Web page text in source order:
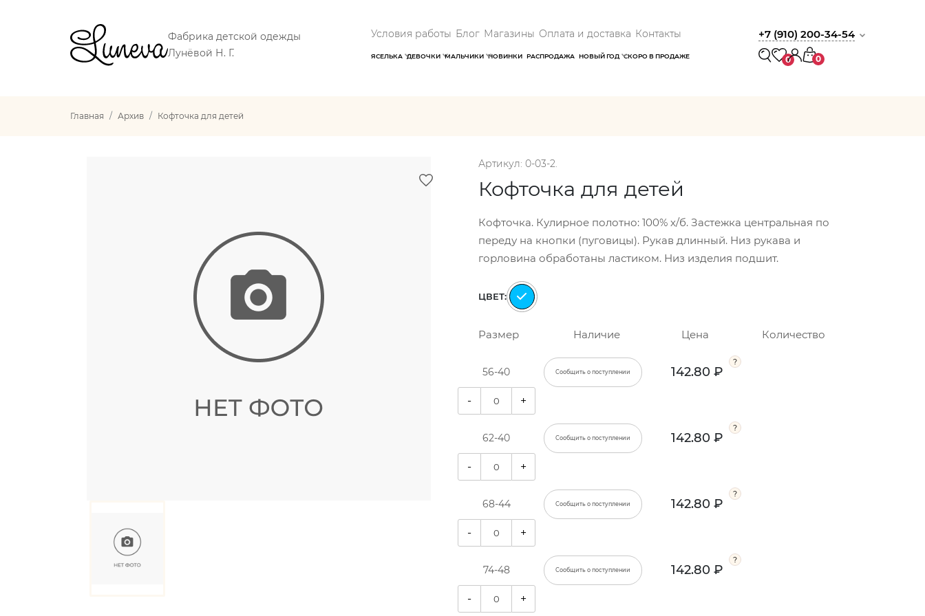
Фабрика детской одежды
Лунёвой Н. Г.
Условия работы Блог Магазины Оплата и доставка Контакты
ЯСЕЛЬКА ДЕВОЧКИ МАЛЬЧИКИ НОВИНКИ РАСПРОДАЖА НОВЫЙ ГОД СКОРО В ПРОДАЖЕ
+7 (910) 200-34-54
0 0
Главная Архив Кофточка для детей
Артикул: 0-03-2.
Кофточка для детей
Кофточка. Кулирное полотно: 100% х/б. Застежка центральная по
переду на кнопки (пуговицы). Рукав длинный. Низ рукава и
горловина обработаны ластиком. Низ изделия подшит.
ЦВЕТ:
Размер Наличие Цена Количество
56-40 Сообщить о поступлении 142.80 ₽
- +
62-40 Сообщить о поступлении 142.80 ₽
- +
68-44 Сообщить о поступлении 142.80 ₽
- +
74-48 Сообщить о поступлении 142.80 ₽
- +